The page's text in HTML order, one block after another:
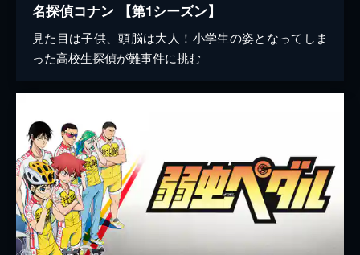
名探偵コナン 【第1シーズン】
見た目は子供、頭脳は大人！小学生の姿となってしま
った高校生探偵が難事件に挑む